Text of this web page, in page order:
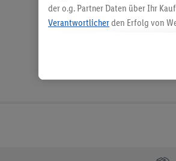
der o.g. Partner Daten über Ihr
Verantwortlicherden Erfolg von
angereicherten Profilen. Dies
Kaufverhalten in den Lidl-
genauen Standortdaten) auch
Erfolgsmessung der Werbung,
Sicherung und Optimierung dieser